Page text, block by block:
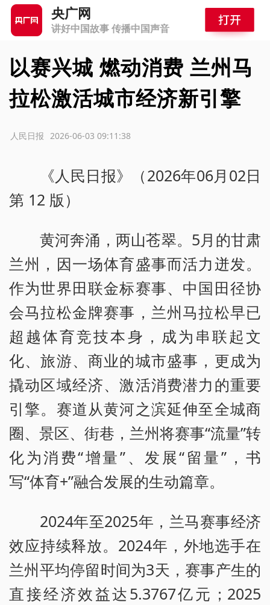
央广网
讲好中国故事 传播中国声音
以赛兴城 燃动消费 兰州马
拉松激活城市经济新引擎
2026-06-03 09:11:38
人民日报
《人民日报》（2026年06月02日
第 12 版）
黄河奔涌，两山苍翠。5月的甘肃
兰州，因一场体育盛事而活力迸发。
作为世界田联金标赛事、中国田径协
会马拉松金牌赛事，兰州马拉松早已
超越体育竞技本身，成为串联起文
化、旅游、商业的城市盛事，更成为
撬动区域经济、激活消费潜力的重要
引擎。赛道从黄河之滨延伸至全城商
圈、景区、街巷，兰州将赛事“流量”转
化为消费“增量”、发展“留量”，书
写“体育+”融合发展的生动篇章。
2024年至2025年，兰马赛事经济
效应持续释放。2024年，外地选手在
兰州平均停留时间为3天，赛事产生的
直接经济效益达5.3767亿元；2025